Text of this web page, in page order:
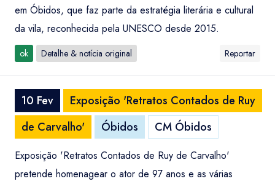
em Óbidos, que faz parte da estratégia literária e cultural
da vila, reconhecida pela UNESCO desde 2015.
ok Detalhe & notícia original Reportar
10 Fev
Exposição 'Retratos Contados de Ruy
de Carvalho'
Óbidos CM Óbidos
Exposição 'Retratos Contados de Ruy de Carvalho'
pretende homenagear o ator de 97 anos e as várias